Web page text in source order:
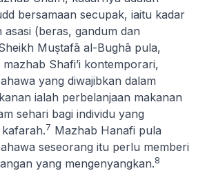
bersamaan secupak, iaitu kadar
(beras, gandum dan
Muṣtafā al-Bughā pula,
Shafi’i kontemporari,
yang diwajibkan dalam
ialah perbelanjaan makanan
sehari bagi individu yang
7 Mazhab Hanafi pula
seseorang itu perlu memberi
yang mengenyangkan.8